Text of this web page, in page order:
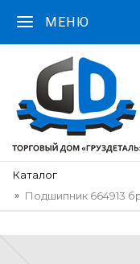
МЕНЮ
Каталог
Подшипник 664913